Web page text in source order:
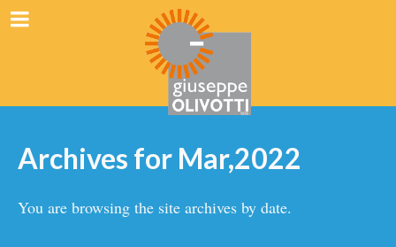
Archives for Mar,2022
You are browsing the site archives by date.